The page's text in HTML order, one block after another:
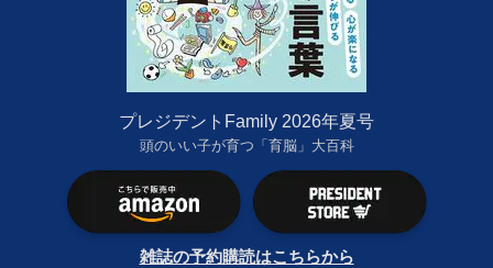
プレジデントFamily 2026年夏号
頭のいい子が育つ「育脳」大百科
雑誌の予約購読はこちらから